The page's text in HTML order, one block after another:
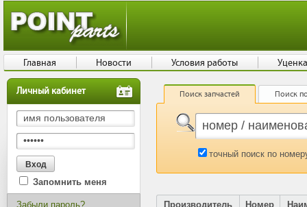
Личный кабинет
Запомнить меня
Забыли пароль?
Поиск запчастей Поиск
точный поиск по
Производитель Номер
Главная Новости Условия работы